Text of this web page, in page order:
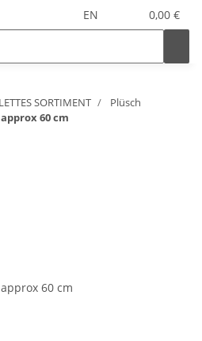
EN 0,00 €
SORTIMENT
Plüsch
60 cm